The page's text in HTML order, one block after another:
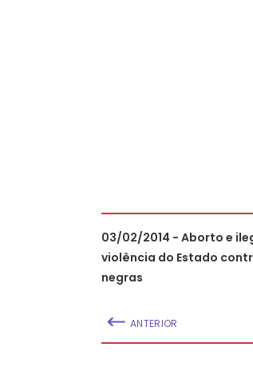
03/02/2014 - Aborto e
violência do Estado
negras
ANTERIOR